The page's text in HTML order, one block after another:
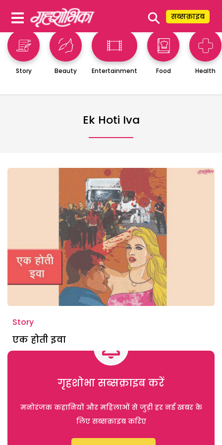
⚲ सब्सक्राइब
Story Beauty Entertainment Food Health
Ek Hoti Iva
Story
एक होती इवा
गृहशोभा सब्सक्राइब करें
मनोरंजक कहानियों और महिलाओं से जुड़ी हर नई खबर के
लिए सब्सक्राइब करिए